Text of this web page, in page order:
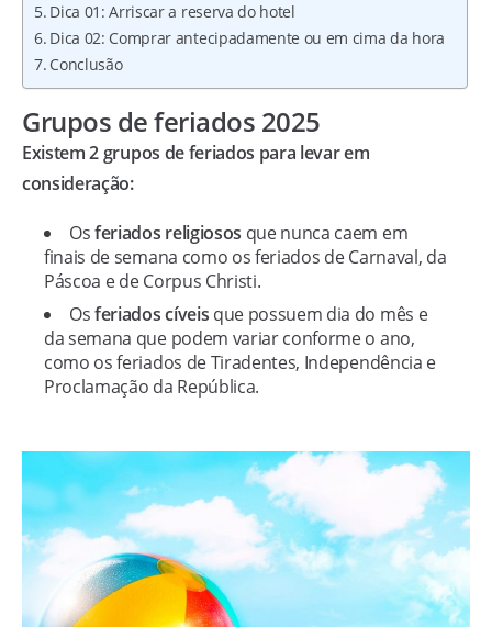
Dica 01: Arriscar a reserva do hotel
Dica 02: Comprar antecipadamente ou em cima da hora
Conclusão
Grupos de feriados 2025
Existem 2 grupos de feriados para levar em
consideração:
Osferiados religiosos que nunca caem em
finais de semana como os feriados de Carnaval, da
Páscoa e de Corpus Christi.
Osferiados cíveis que possuem dia do mês e
da semana que podem variar conforme o ano,
como os feriados de Tiradentes, Independência e
Proclamação da República.